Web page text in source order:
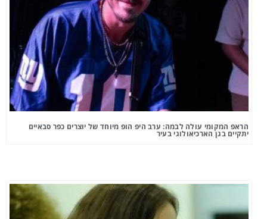
הראפ המקומי עולה לבמה: ערב היפ הופ מיוחד של יוצרים כפר סבאיים
יתקיים בגן הארכיאולוגי בעיר